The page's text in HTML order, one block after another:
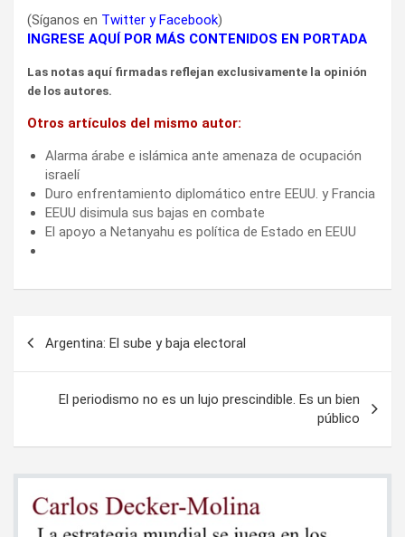
(Síganos en Twitter yFacebook)
INGRESE AQUÍ POR MÁS CONTENIDOS EN PORTADA
Las notas aquí firmadas reflejan exclusivamente la opinión
de los autores.
Otros artículos del mismo autor:
Alarma árabe e islámica ante amenaza de ocupación
israelí
Duro enfrentamiento diplomático entre EEUU. y Francia
EEUU disimula sus bajas en combate
El apoyo a Netanyahu es política de Estado en EEUU
entradas
Argentina: El sube y baja electoral
El periodismo no es un lujo prescindible. Es un bien
público